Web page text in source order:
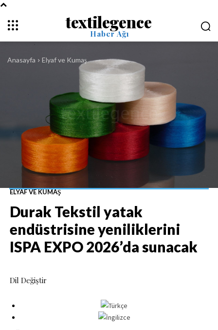
textilegence
Haber Ağı
Anasayfa Elyaf ve Kumaş
ELYAF VE KUMAŞ
Durak Tekstil yatak
endüstrisine yeniliklerini
ISPA EXPO 2026’da sunacak
Dil Değiştir